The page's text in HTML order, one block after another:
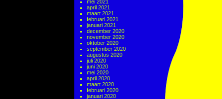
mei 2021
april 2021
maart 2021
februari 2021
januari 2021
december 2020
november 2020
oktober 2020
september 2020
augustus 2020
juli 2020
juni 2020
mei 2020
april 2020
maart 2020
februari 2020
januari 2020